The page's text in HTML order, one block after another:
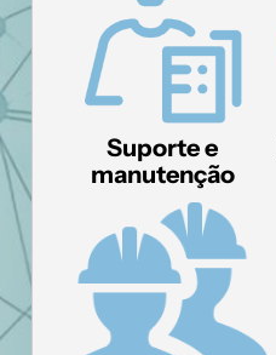
Suporte e
manutenção